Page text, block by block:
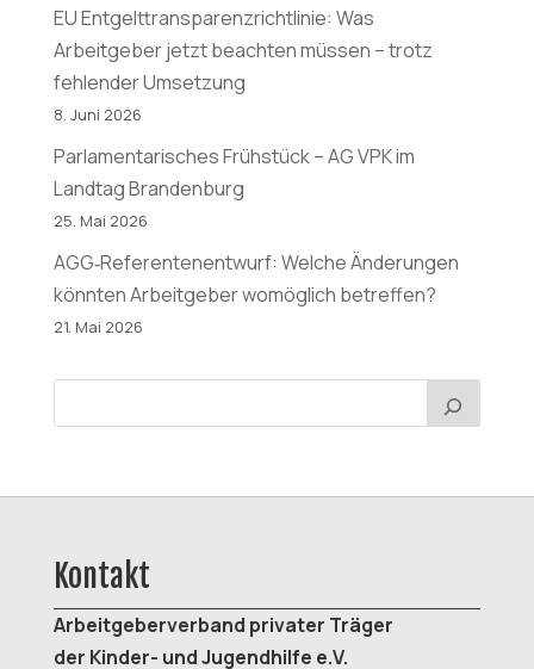
EU Entgelttransparenzrichtlinie: Was
Arbeitgeber jetzt beachten müssen – trotz
fehlender Umsetzung
8. Juni 2026
Parlamentarisches Frühstück – AG VPK im
Landtag Brandenburg
25. Mai 2026
AGG‑Referentenentwurf: Welche Änderungen
könnten Arbeitgeber womöglich betreffen?
21. Mai 2026
Kontakt
Arbeitgeberverband privater Träger
der Kinder- und Jugendhilfe e.V.